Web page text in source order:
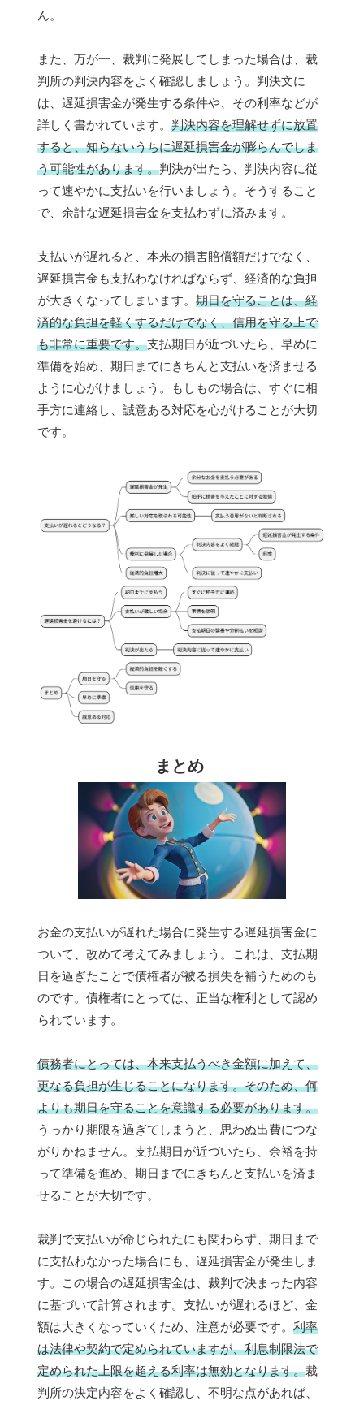
ん。
また、万が一、裁判に発展してしまった場合は、裁
判所の判決内容をよく確認しましょう。判決文に
は、遅延損害金が発生する条件や、その利率などが
詳しく書かれています。 判決内容を理解せずに放置
すると、知らないうちに遅延損害金が膨らんでしま
う可能性があります。判決が出たら、判決内容に従
って速やかに支払いを行いましょう。そうすること
で、余計な遅延損害金を支払わずに済みます。
支払いが遅れると、本来の損害賠償額だけでなく、
遅延損害金も支払わなければならず、経済的な負担
が大きくなってしまいます。 期日を守ることは、経
済的な負担を軽くするだけでなく、信用を守る上で
も非常に重要です。支払期日が近づいたら、早めに
準備を始め、期日までにきちんと支払いを済ませる
ように心がけましょう。もしもの場合は、すぐに相
手方に連絡し、誠意ある対応を心がけることが大切
です。
まとめ
お金の支払いが遅れた場合に発生する遅延損害金に
ついて、改めて考えてみましょう。これは、支払期
日を過ぎたことで債権者が被る損失を補うためのも
のです。債権者にとっては、正当な権利として認め
られています。
債務者にとっては、本来支払うべき金額に加えて、
更なる負担が生じることになります。そのため、何
よりも期日を守ることを意識する必要があります。
うっかり期限を過ぎてしまうと、思わぬ出費につな
がりかねません。支払期日が近づいたら、余裕を持
って準備を進め、期日までにきちんと支払いを済ま
せることが大切です。
裁判で支払いが命じられたにも関わらず、期日まで
に支払わなかった場合にも、遅延損害金が発生しま
す。この場合の遅延損害金は、裁判で決まった内容
に基づいて計算されます。支払いが遅れるほど、金
額は大きくなっていくため、注意が必要です。 利率
は法律や契約で定められていますが、利息制限法で
定められた上限を超える利率は無効となります。裁
判所の決定内容をよく確認し、不明な点があれば、